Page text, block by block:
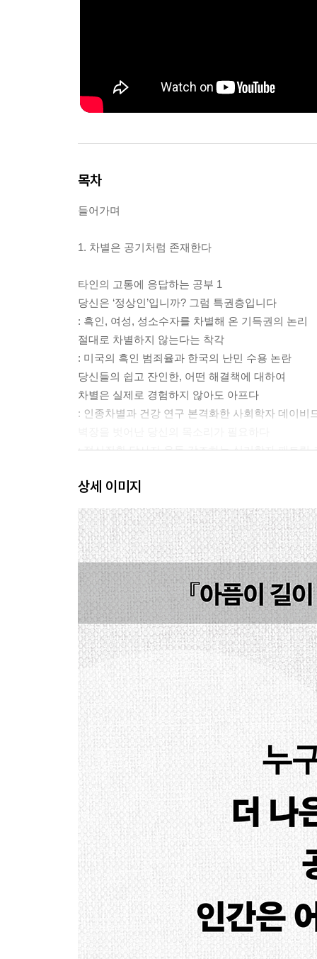
목차
들어가며
1. 차별은 공기처럼 존재한다
타인의 고통에 응답하는 공부 1
당신은 ‘정상인’입니까? 그럼 특권층입니다
: 흑인, 여성, 성소수자를 차별해 온 기득권의 논리
절대로 차별하지 않는다는 착각
: 미국의 흑인 범죄율과 한국의 난민 수용 논란
당신들의 쉽고 잔인한, 어떤 해결책에 대하여
차별은 실제로 경험하지 않아도 아프다
: 인종차별과 건강 연구 본격화한 사회학자 데이비
: 정신질환 당사자 운동 강조하는 심리학자 패트릭
2. 지워진 존재, 응답받지 못하는 고통
타인의 고통에 응답하는 공부 2
‘오줌권’을 위한 투쟁은 아직 끝나지 않았다
: 화장실로 살펴보는 차별과 배제의 역사
한국 사회의 ‘상아 없는 코끼리’는 누구인가
: 생존경쟁 속 인간에 대한 최소한의 예의를 묻다
가장 아픈 사람이 가장 앞에 나선 싸움 ‘미투’
: 용기를 낸 사회적 약자가 겪는 2차 고통
‘보이지 않는 고통’을 응시하다
: 여성의 일터로 걸어 들어간 과학자 캐런 메싱
누구를 위한 반지하방 퇴출인가
3. 한국 사회의 ‘주삿바늘’은 무엇인가
타인의 고통에 응답하는 공부3
1980년대에 머물러 있는 에이즈에 대한 인식
: 주삿바늘 교환 프로그램과 비과학적 낙인
균열과 혼란에서 시작되는 변화
: 김도현, 김지영 활동가와의 HIV 감염과 장애 대담
손쉬운 낙인으로는 아무것도 해결할 수 없다
: HIV 감염인에 대한 낙인 연구하는 보건학자 돈 오
두려움도 검열도 없는 하루
: 스무 번째 서울퀴어문화축제를 축하하며
누구도 두고 가지 않는 사회를 위하여
상세 이미지